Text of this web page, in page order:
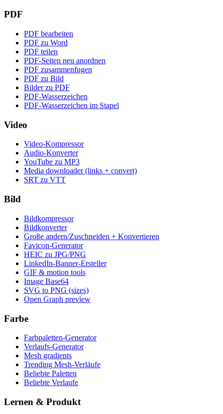
PDF
PDF bearbeiten
PDF zu Word
PDF teilen
PDF-Seiten neu anordnen
PDF zusammenfugen
PDF zu Bild
Bilder zu PDF
PDF-Wasserzeichen
PDF-Wasserzeichen im Stapel
Video
Video-Kompressor
Audio-Konverter
YouTube zu MP3
Media downloader (links + convert)
SRT zu VTT
Bild
Bildkompressor
Bildkonverter
Große andern/Zuschneiden + Konvertieren
Favicon-Generator
HEIC zu JPG/PNG
LinkedIn-Banner-Ersteller
GIF & motion tools
Image Base64
SVG to PNG (sizes)
Open Graph preview
Farbe
Farbpaletten-Generator
Verlaufs-Generator
Mesh gradients
Trending Mesh-Verläufe
Beliebte Paletten
Beliebte Verlaufe
Lernen & Produkt